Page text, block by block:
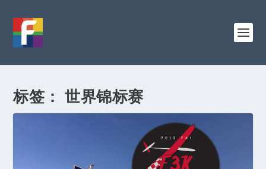
标签：世界锦标赛